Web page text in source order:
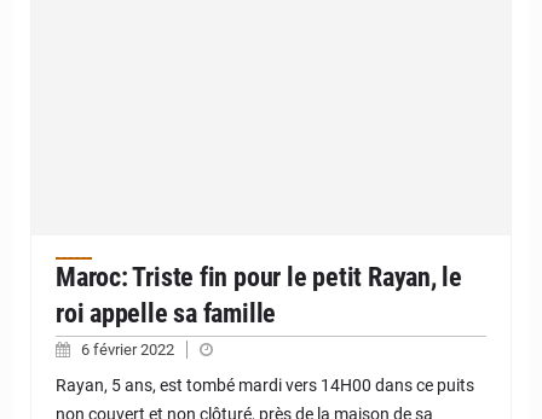
Maroc: Triste fin pour le petit Rayan, le
roi appelle sa famille
6 février 2022
Rayan, 5 ans, est tombé mardi vers 14H00 dans ce puits
non couvert et non clôturé, près de la maison de sa